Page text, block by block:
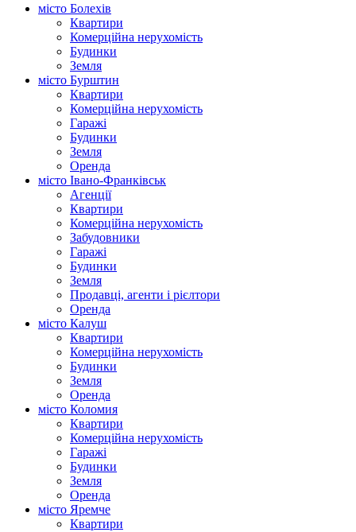
місто Болехів
Квартири
Комерційна нерухомість
Будинки
Земля
місто Бурштин
Квартири
Комерційна нерухомість
Гаражі
Будинки
Земля
Оренда
місто Івано-Франківськ
Агенції
Квартири
Комерційна нерухомість
Забудовники
Гаражі
Будинки
Земля
Продавці, агенти і рієлтори
Оренда
місто Калуш
Квартири
Комерційна нерухомість
Будинки
Земля
Оренда
місто Коломия
Квартири
Комерційна нерухомість
Гаражі
Будинки
Земля
Оренда
місто Яремче
Квартири